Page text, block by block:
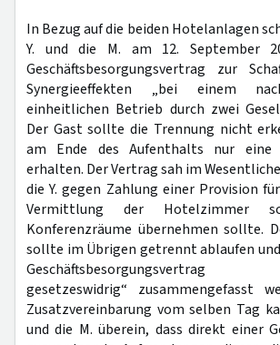
In Bezug auf die beiden Hotelanlagen
Y. und die M. am 12. September
Geschäftsbesorgungsvertrag zur
Synergieeffekten „bei einem
einheitlichen Betrieb durch zwei
Der Gast sollte die Trennung nicht
am Ende des Aufenthalts nur eine
erhalten. Der Vertrag sah im
die Y. gegen Zahlung einer Provision
Vermittlung der Hotelzimmer
Konferenzräume übernehmen sollte.
sollte im Übrigen getrennt ablaufen
gesetzeswidrig“ zusammengefasst
Zusatzvereinbarung vom selben Tag
und die M. überein, dass direkt einer